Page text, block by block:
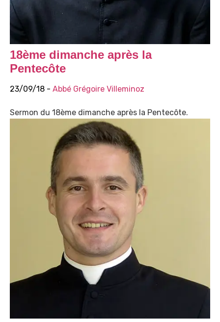
18ème dimanche après la
Pentecôte
23/09/18 - Abbé Grégoire Villeminoz
Sermon du 18ème dimanche après la Pentecôte.